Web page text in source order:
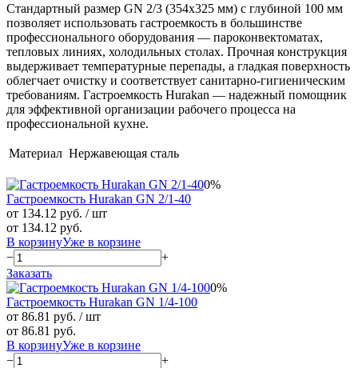
Стандартный размер GN 2/3 (354x325 мм) с глубиной 100 мм
позволяет использовать гастроемкость в большинстве
профессионального оборудования — пароконвектоматах,
тепловых линиях, холодильных столах. Прочная конструкция
выдерживает температурные перепады, а гладкая поверхность
облегчает очистку и соответствует санитарно-гигиеническим
требованиям. Гастроемкость Hurakan — надежный помощник
для эффективной организации рабочего процесса на
профессиональной кухне.
Материал Нержавеющая сталь
0%
Гастроемкость Hurakan GN 2/1-40
от 134.12 руб. / шт
от 134.12 руб.
В корзинуУже в корзине
−
+
Заказать
0%
Гастроемкость Hurakan GN 1/4-100
от 86.81 руб. / шт
от 86.81 руб.
В корзинуУже в корзине
−
+